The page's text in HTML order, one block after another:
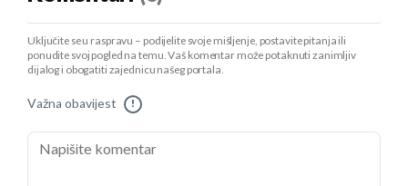
Uključite se u raspravu – podijelite svoje mišljenje, postavite pitanja ili
ponudite svoj pogled na temu. Vaš komentar može potaknuti zanimljiv
dijalog i obogatiti zajednicu našeg portala.
Važna obavijest !